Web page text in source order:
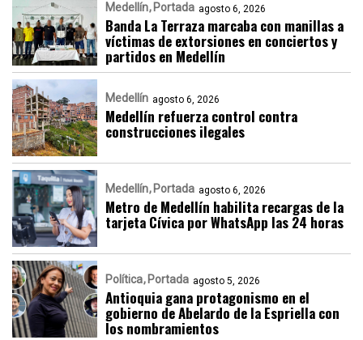
Medellín Portada agosto 6, 2026
Banda La Terraza marcaba con manillas a
víctimas de extorsiones en conciertos y
partidos en Medellín
Medellín agosto 6, 2026
Medellín refuerza control contra
construcciones ilegales
Medellín Portada agosto 6, 2026
Metro de Medellín habilita recargas de la
tarjeta Cívica por WhatsApp las 24 horas
Política Portada agosto 5, 2026
Antioquia gana protagonismo en el
gobierno de Abelardo de la Espriella con
los nombramientos